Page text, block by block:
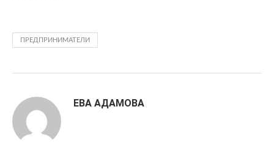
ПРЕДПРИНИМАТЕЛИ
ЕВА АДАМОВА